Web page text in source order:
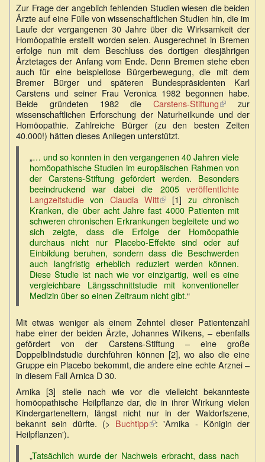
Zur Frage der angeblich fehlenden Studien wiesen die beiden
Ärzte auf eine Fülle von wissenschaftlichen Studien hin, die im
Laufe der vergangenen 30 Jahre über die Wirksamkeit der
Homöopathie erstellt worden seien. Ausgerechnet in Bremen
erfolge nun mit dem Beschluss des dortigen diesjährigen
Ärztetages der Anfang vom Ende. Denn Bremen stehe eben
auch für eine beispiellose Bürgerbewegung, die mit dem
Bremer Bürger und späteren Bundespräsidenten Karl
Carstens und seiner Frau Veronica 1982 begonnen habe.
Beide gründeten 1982 dieCarstens-Stiftung(Link
ist
extern)
zur
wissenschaftlichen Erforschung der Naturheilkunde und der
Homöopathie. Zahlreiche Bürger (zu den besten Zeiten
40.000!) hätten dieses Anliegen unterstützt.
„… und so konnten in den vergangenen 40 Jahren viele
homöopathische Studien im europäischen Rahmen von
der Carstens-Stiftung gefördert werden. Besonders
beeindruckend war dabei die 2005 veröffentlichte
Langzeitstudie von Claudia Witt(Link
ist
extern)
[1] zu chronisch
Kranken, die über acht Jahre fast 4000 Patienten mit
schweren chronischen Erkrankungen begleitete und wo
sich zeigte, dass die Erfolge der Homöopathie
durchaus nicht nur Placebo-Effekte sind oder auf
Einbildung beruhen, sondern dass die Beschwerden
auch langfristig erheblich reduziert werden können.
Diese Studie ist nach wie vor einzigartig, weil es eine
vergleichbare Längsschnittstudie mit konventioneller
Medizin über so einen Zeitraum nicht gibt.“
Mit etwas weniger als einem Zehntel dieser Patientenzahl
habe einer der beiden Ärzte, Johannes Wilkens, – ebenfalls
gefördert von der Carstens-Stiftung – eine große
Doppelblindstudie durchführen können [2], wo also die eine
Gruppe ein Placebo bekommt, die andere eine echte Arznei –
in diesem Fall Arnica D 30.
Arnika [3] stelle nach wie vor die vielleicht bekannteste
homöopathische Heilpflanze dar, die in ihrer Wirkung vielen
Kindergarteneltern, längst nicht nur in der Waldorfszene,
bekannt sein dürfte. (> Buchtipp(Link
: 'Arnika - Königin der
Heilpflanzen').
„Tatsächlich wurde der Nachweis erbracht, dass nach